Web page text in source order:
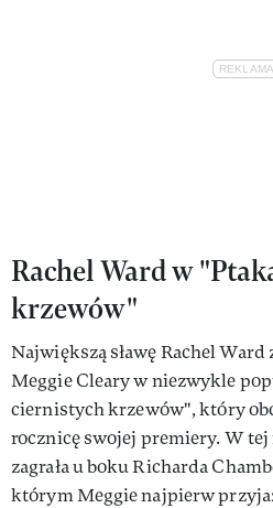
Rachel Ward w
krzewów"
Największą sławę Rachel Ward
Meggie Cleary w niezwykle
ciernistych krzewów", który
rocznicę swojej premiery. W
zagrała u boku Richarda
którym Meggie najpierw